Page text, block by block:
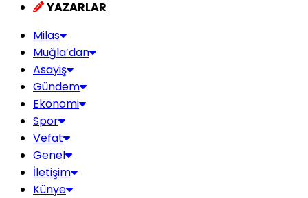
YAZARLAR
Milas
Muğla’dan
Asayiş
Gündem
Ekonomi
Spor
Vefat
Genel
İletişim
Künye